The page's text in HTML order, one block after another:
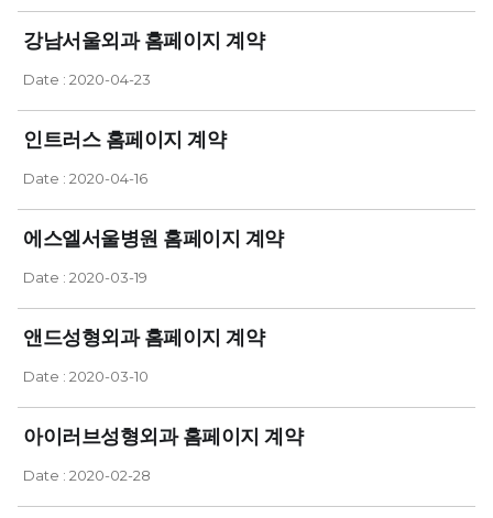
강남서울외과 홈페이지 계약
Date : 2020-04-23
인트러스 홈페이지 계약
Date : 2020-04-16
에스엘서울병원 홈페이지 계약
Date : 2020-03-19
앤드성형외과 홈페이지 계약
Date : 2020-03-10
아이러브성형외과 홈페이지 계약
Date : 2020-02-28